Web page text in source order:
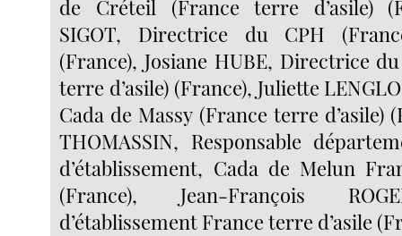
de Créteil (France terre d’asile)
SIGOT, Directrice du CPH
(France), Josiane HUBE, Directrice
terre d’asile) (France), Juliette
Cada de Massy (France terre d’asile)
THOMASSIN, Responsable
d’établissement, Cada de Melun
(France), Jean-François
d’établissement France terre d’asile